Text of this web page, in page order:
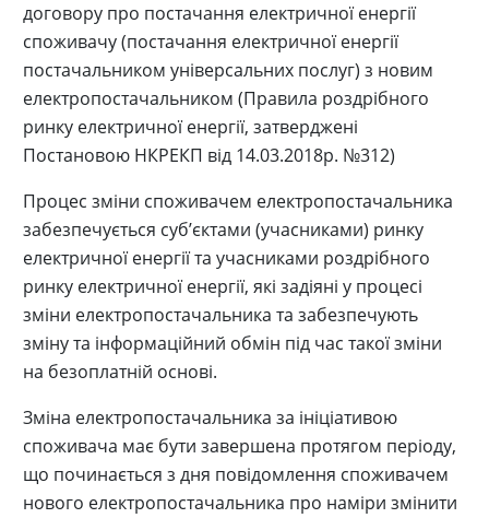
договору про постачання електричної енергії
споживачу (постачання електричної енергії
постачальником універсальних послуг) з новим
електропостачальником (Правила роздрібного
ринку електричної енергії, затверджені
Постановою НКРЕКП від 14.03.2018р. №312)
Процес зміни споживачем електропостачальника
забезпечується суб’єктами (учасниками) ринку
електричної енергії та учасниками роздрібного
ринку електричної енергії, які задіяні у процесі
зміни електропостачальника та забезпечують
зміну та інформаційний обмін під час такої зміни
на безоплатній основі.
Зміна електропостачальника за ініціативою
споживача має бути завершена протягом періоду,
що починається з дня повідомлення споживачем
нового електропостачальника про наміри змінити